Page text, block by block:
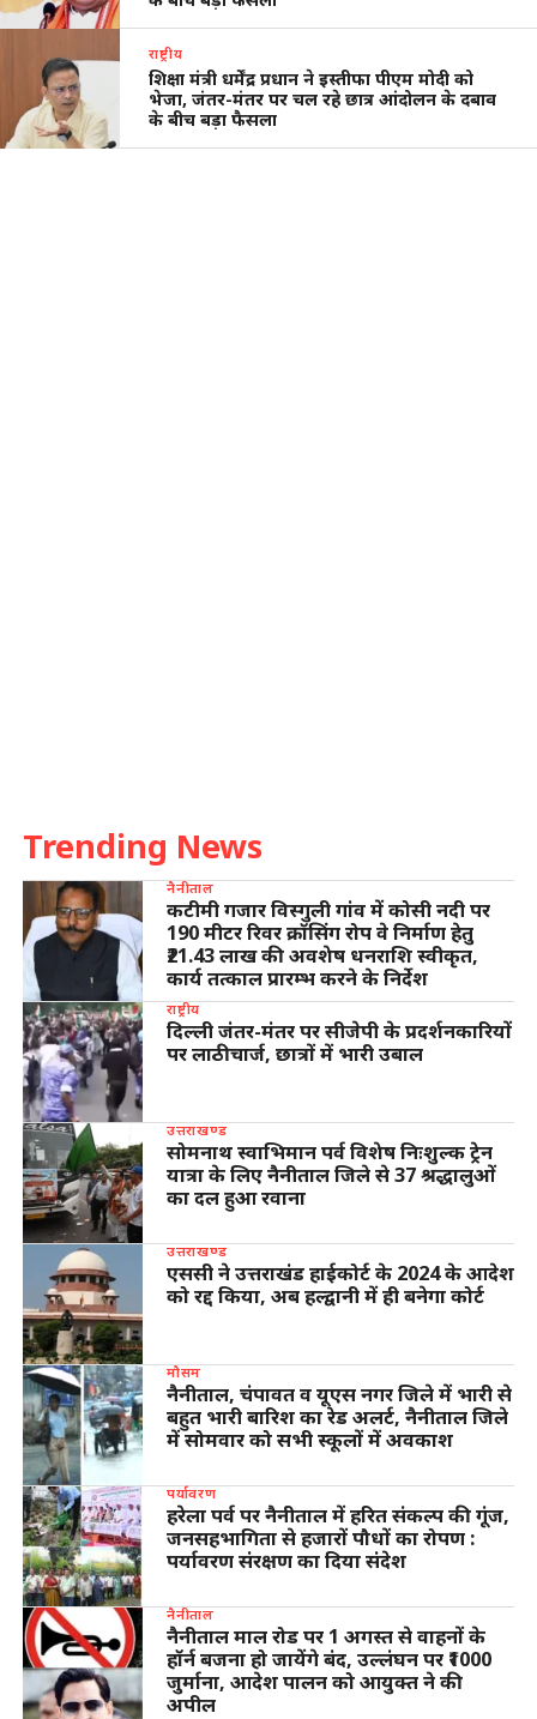
राष्ट्रीय
शिक्षा मंत्री धर्मेंद्र प्रधान ने इस्तीफा पीएम मोदी को
भेजा, जंतर-मंतर पर चल रहे छात्र आंदोलन के दबाव
के बीच बड़ा फैसला
Trending News
नैनीताल
कटीमी गजार विस्गुली गांव में कोसी नदी पर
190 मीटर रिवर क्रॉसिंग रोप वे निर्माण हेतु
₹21.43 लाख की अवशेष धनराशि स्वीकृत,
कार्य तत्काल प्रारम्भ करने के निर्देश
राष्ट्रीय
दिल्ली जंतर-मंतर पर सीजेपी के प्रदर्शनकारियों
पर लाठीचार्ज, छात्रों में भारी उबाल
उत्तराखण्ड
सोमनाथ स्वाभिमान पर्व विशेष निःशुल्क ट्रेन
यात्रा के लिए नैनीताल जिले से 37 श्रद्धालुओं
का दल हुआ रवाना
उत्तराखण्ड
एससी ने उत्तराखंड हाईकोर्ट के 2024 के आदेश
को रद्द किया, अब हल्द्वानी में ही बनेगा कोर्ट
मौसम
नैनीताल, चंपावत व यूएस नगर जिले में भारी से
बहुत भारी बारिश का रेड अलर्ट, नैनीताल जिले
में सोमवार को सभी स्कूलों में अवकाश
पर्यावरण
हरेला पर्व पर नैनीताल में हरित संकल्प की गूंज,
जनसहभागिता से हजारों पौधों का रोपण :
पर्यावरण संरक्षण का दिया संदेश
नैनीताल
नैनीताल माल रोड पर 1 अगस्त से वाहनों के
हॉर्न बजना हो जायेंगे बंद, उल्लंघन पर ₹1000
जुर्माना, आदेश पालन को आयुक्त ने की
अपील